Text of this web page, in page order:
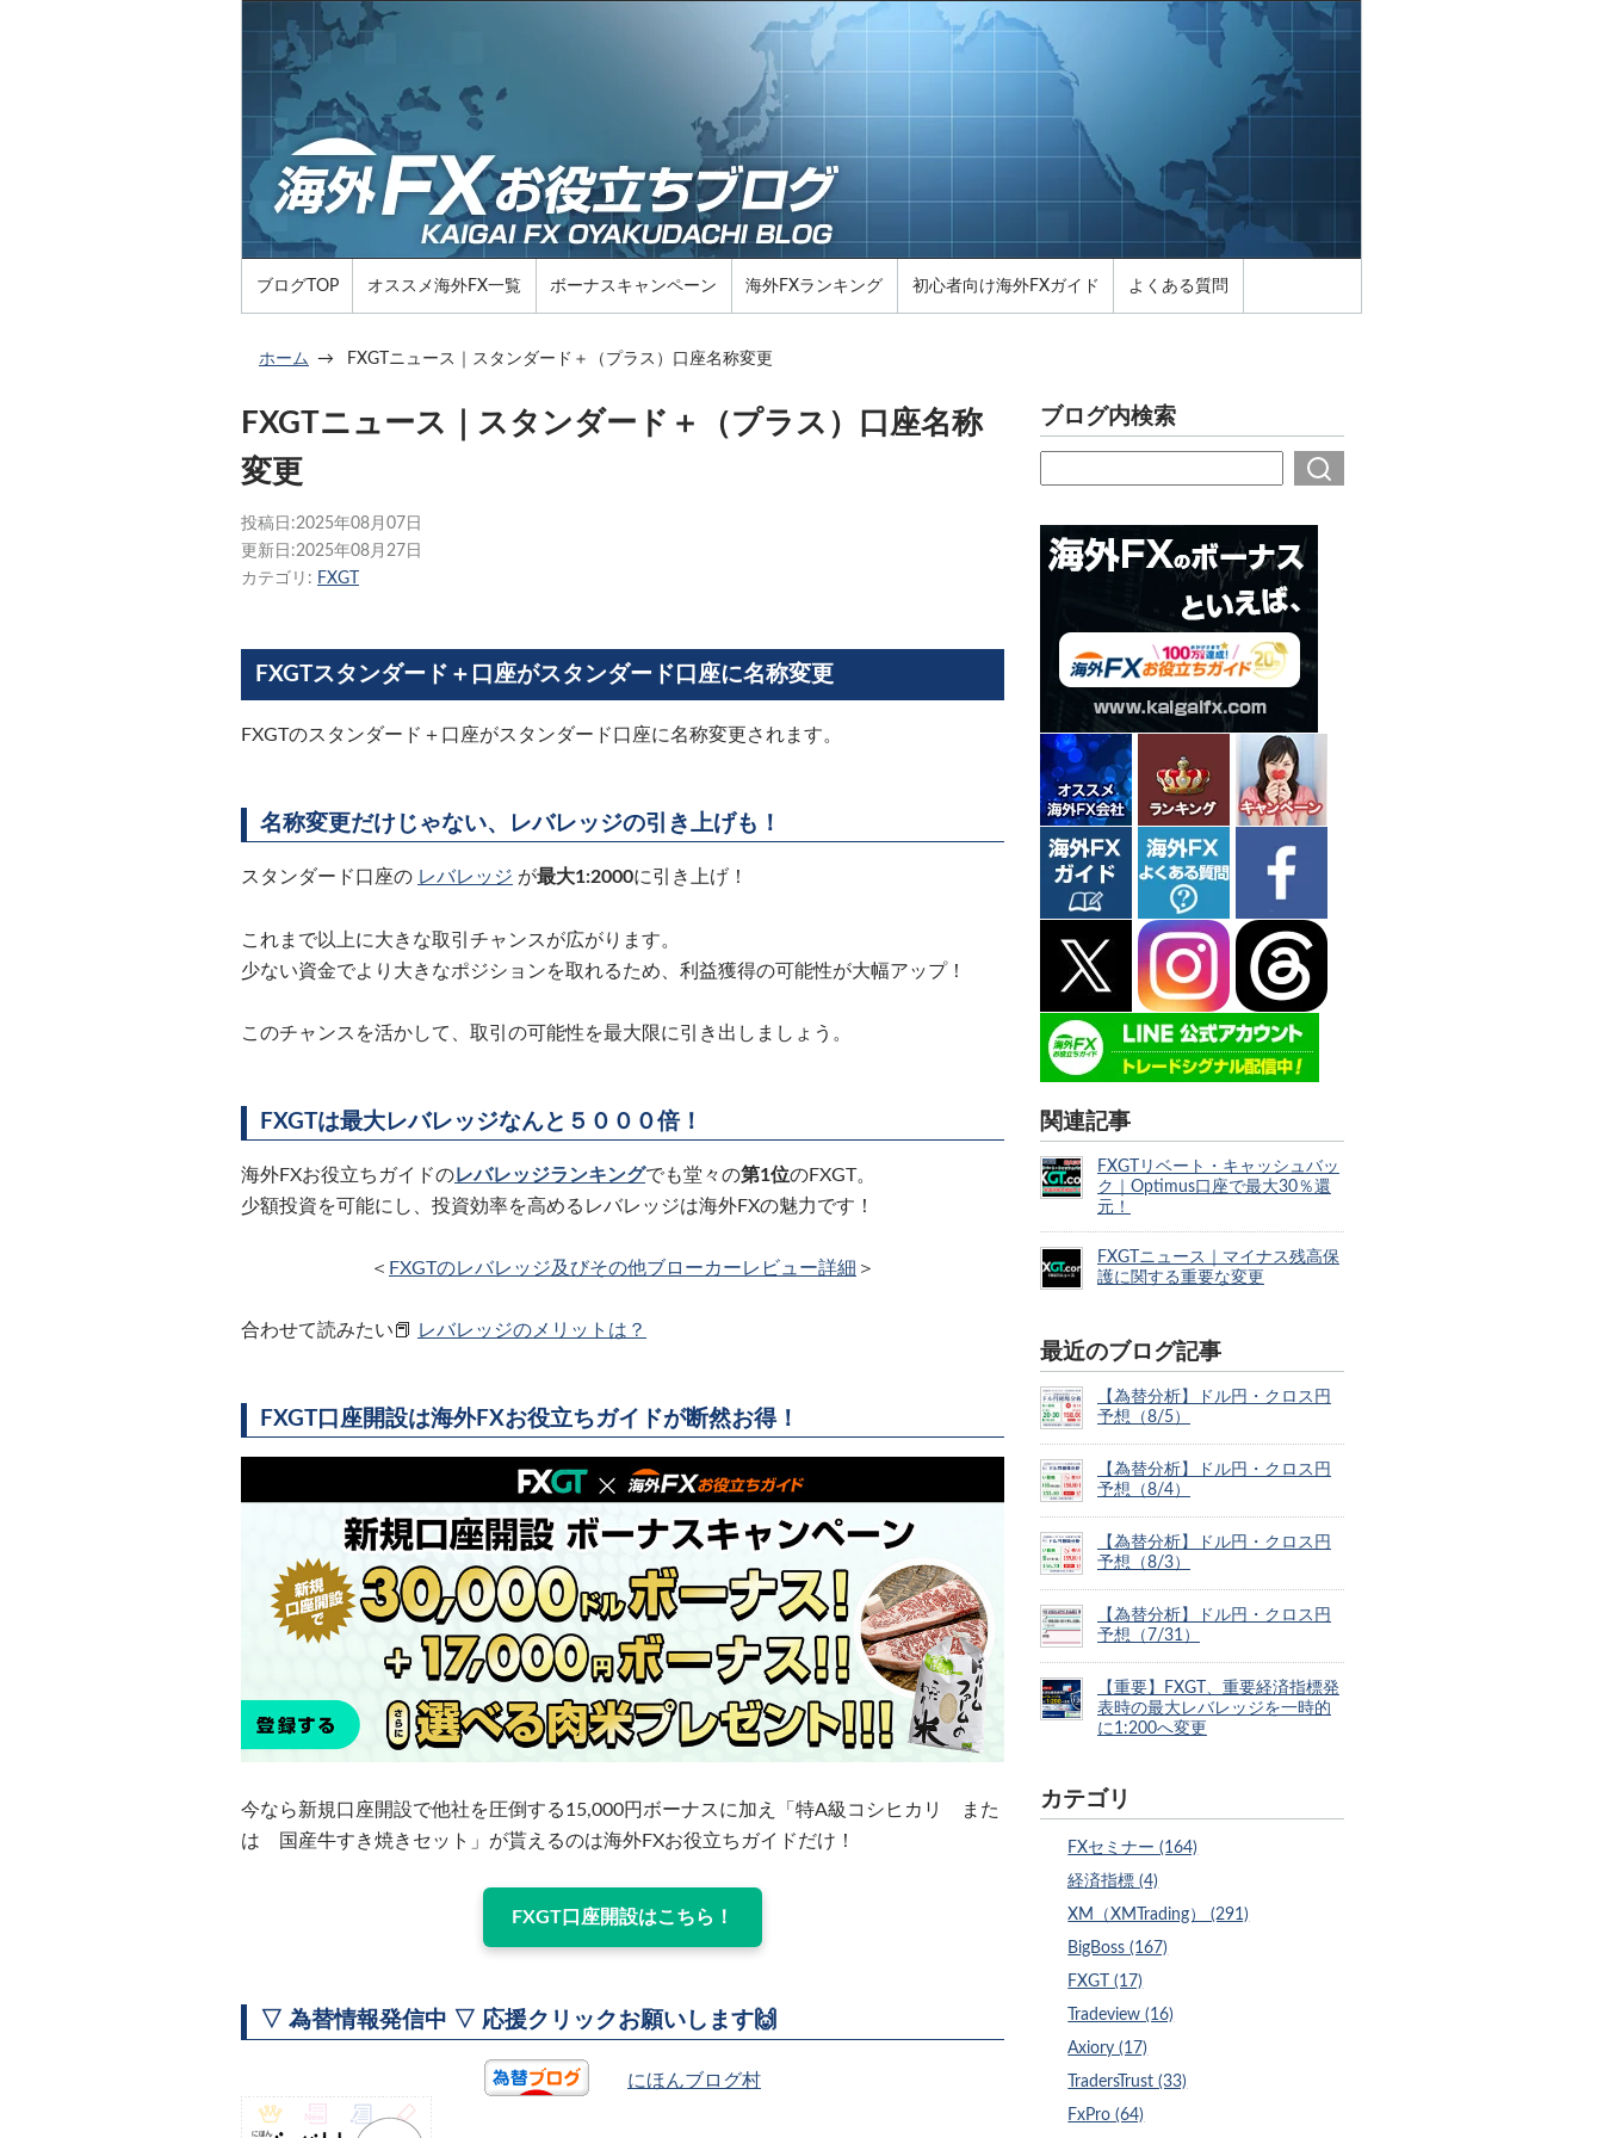
ブログTOP オススメ海外FX一覧 ボーナスキャンペーン 海外FXランキング 初心者向け海外FXガイド よくある質問
ホーム FXGTニュース｜スタンダード＋（プラス）口座名称変更
FXGTニュース｜スタンダード＋（プラス）口座名称
変更
投稿日:2025年08月07日
更新日:2025年08月27日
カテゴリ: FXGT
FXGTスタンダード＋口座がスタンダード口座に名称変更
FXGTのスタンダード＋口座がスタンダード口座に名称変更されます。
名称変更だけじゃない、レバレッジの引き上げも！
スタンダード口座の レバレッジ が最大1:2000に引き上げ！
これまで以上に大きな取引チャンスが広がります。
少ない資金でより大きなポジションを取れるため、利益獲得の可能性が大幅アップ！
このチャンスを活かして、取引の可能性を最大限に引き出しましょう。
FXGTは最大レバレッジなんと５０００倍！
海外FXお役立ちガイドのレバレッジランキングでも堂々の第1位のFXGT。
少額投資を可能にし、投資効率を高めるレバレッジは海外FXの魅力です！
＜ FXGTのレバレッジ及びその他ブローカーレビュー詳細 ＞
合わせて読みたい📕 レバレッジのメリットは？
FXGT口座開設は海外FXお役立ちガイドが断然お得！
今なら新規口座開設で他社を圧倒する15,000円ボーナスに加え「特A級コシヒカリ また
は 国産牛すき焼きセット」が貰えるのは海外FXお役立ちガイドだけ！
FXGT口座開設はこちら！
▽ 為替情報発信中 ▽ 応援クリックお願いします🙌
にほんブログ村
ブログ内検索
関連記事
FXGTリベート・キャッシュバッ
ク｜Optimus口座で最大30％還
元！
FXGTニュース｜マイナス残高保
護に関する重要な変更
最近のブログ記事
【為替分析】ドル円・クロス円
予想（8/5）
【為替分析】ドル円・クロス円
予想（8/4）
【為替分析】ドル円・クロス円
予想（8/3）
【為替分析】ドル円・クロス円
予想（7/31）
【重要】FXGT、重要経済指標発
表時の最大レバレッジを一時的
に1:200へ変更
カテゴリ
FXセミナー (164)
経済指標 (4)
XM（XMTrading） (291)
BigBoss (167)
FXGT (17)
Tradeview (16)
Axiory (17)
TradersTrust (33)
FxPro (64)